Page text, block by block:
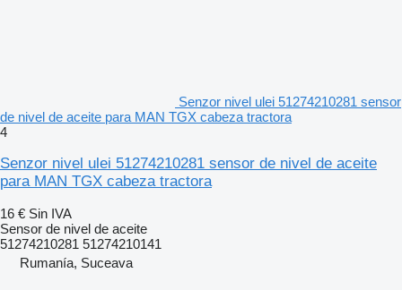
Senzor nivel ulei 51274210281 sensor
de nivel de aceite para MAN TGX cabeza tractora
4
Senzor nivel ulei 51274210281 sensor de nivel de aceite
para MAN TGX cabeza tractora
16 € Sin IVA
Sensor de nivel de aceite
51274210281 51274210141
Rumanía, Suceava